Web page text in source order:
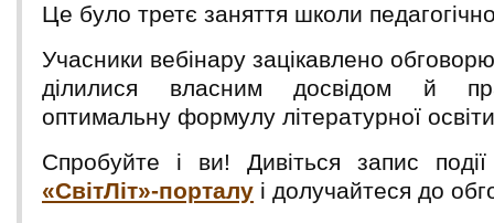
Це було третє заняття школи
Учасники вебінару зацікавлено
ділилися власним досвідом й
оптимальну формулу літературної
Спробуйте і ви! Дивіться запис
«СвітЛіт»-порталу і долучайтеся до